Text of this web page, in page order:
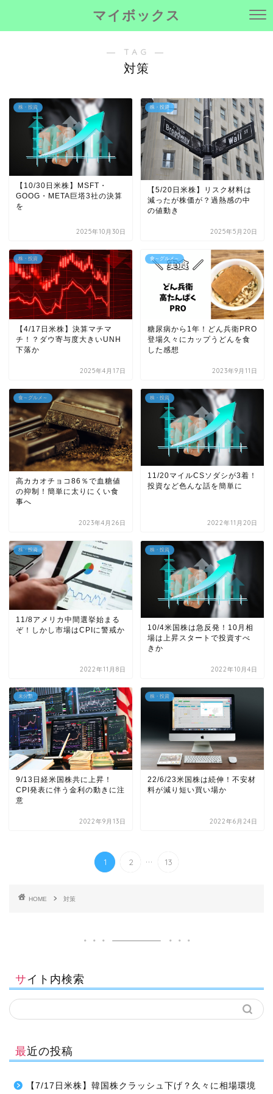
マイボックス
― TAG ―
対策
株・投資
【10/30日米株】MSFT・
GOOG・META巨塔3社の決算
を
2025年10月30日
株・投資
【5/20日米株】リスク材料は
減ったが株価が？過熱感の中
の値動き
2025年5月20日
株・投資
【4/17日米株】決算マチマ
チ！？ダウ寄与度大きいUNH
下落か
2025年4月17日
食～グルメ～
糖尿病から1年！どん兵衛PRO
登場久々にカップうどんを食
した感想
2023年9月11日
食～グルメ～
高カカオチョコ86％で血糖値
の抑制！簡単に太りにくい食
事へ
2023年4月26日
株・投資
11/20マイルCSソダシが3着！
投資など色んな話を簡単に
2022年11月20日
株・投資
11/8アメリカ中間選挙始まる
ぞ！しかし市場はCPIに警戒か
2022年11月8日
株・投資
10/4米国株は急反発！10月相
場は上昇スタートで投資すべ
きか
2022年10月4日
未分類
9/13日経米国株共に上昇！
CPI発表に伴う金利の動きに注
意
2022年9月13日
株・投資
22/6/23米国株は続伸！不安材
料が減り短い買い場か
2022年6月24日
1 2 ... 13
HOME 対策
サイト内検索
最近の投稿
【7/17日米株】韓国株クラッシュ下げ？久々に相場環境